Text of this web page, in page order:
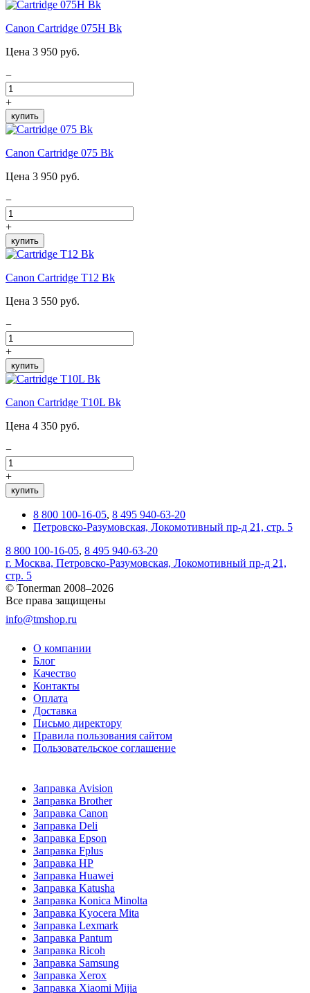
Canon Cartridge 075H Bk
Цена 3 950 руб.
−
+
купить
Canon Cartridge 075 Bk
Цена 3 950 руб.
−
+
купить
Canon Cartridge T12 Bk
Цена 3 550 руб.
−
+
купить
Canon Cartridge T10L Bk
Цена 4 350 руб.
−
+
купить
8 800 100-16-05, 8 495 940-63-20
Петровско-Разумовская, Локомотивный пр-д 21, стр. 5
8 800 100-16-05, 8 495 940-63-20
г. Москва, Петровско-Разумовская, Локомотивный пр-д 21,
стр. 5
© Tonerman 2008–2026
Все права защищены
info@tmshop.ru
О компании
Блог
Качество
Контакты
Оплата
Доставка
Письмо директору
Правила пользования сайтом
Пользовательское соглашение
Заправка Avision
Заправка Brother
Заправка Canon
Заправка Deli
Заправка Epson
Заправка Fplus
Заправка HP
Заправка Huawei
Заправка Katusha
Заправка Konica Minolta
Заправка Kyocera Mita
Заправка Lexmark
Заправка Pantum
Заправка Ricoh
Заправка Samsung
Заправка Xerox
Заправка Xiaomi Mijia